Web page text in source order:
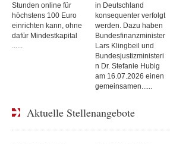
Stunden online für
höchstens 100 Euro
einrichten kann, ohne
dafür Mindestkapital
in Deutschland
konsequenter verfolgt
werden. Dazu haben
Bundesfinanzminister
Lars Klingbeil und
Bundesjustizministeri
n Dr. Stefanie Hubig
am 16.07.2026 einen
gemeinsamen......
Aktuelle Stellenangebote